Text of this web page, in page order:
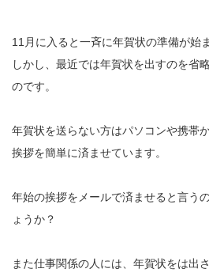
11月に入ると一斉に年賀状の準備が始
しかし、最近では年賀状を出すのを省
のです。
年賀状を送らない方はパソコンや携帯
挨拶を簡単に済ませています。
年始の挨拶をメールで済ませると言う
ょうか？
また仕事関係の人には、年賀状をは出